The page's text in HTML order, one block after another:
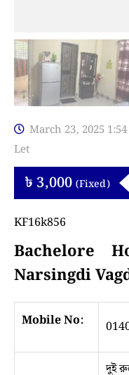
March 23, 2025
Let
৳ 3,000 (Fixed)
KF16k856
Bachelore
Narsingdi
Mobile No:
দুই